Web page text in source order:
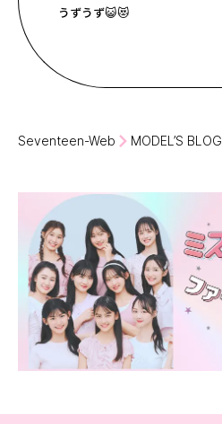
うずうず😺😻
Seventeen-Web MODEL’S BLOG